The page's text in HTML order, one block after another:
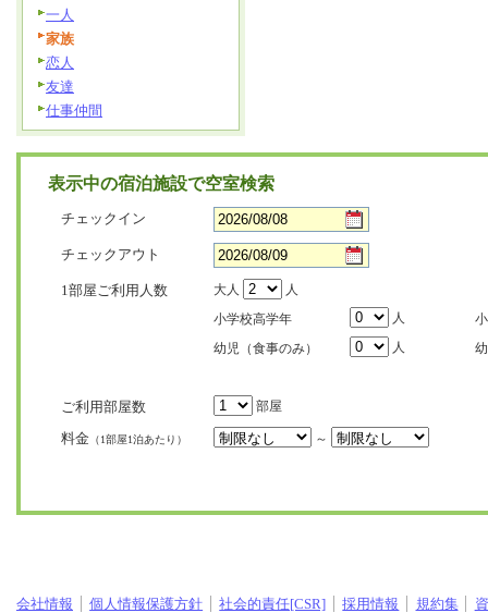
一人
家族
恋人
友達
仕事仲間
表示中の宿泊施設で空室検索
チェックイン
チェックアウト
1部屋ご利用人数 大人
人
小学校高学年
人
幼児（食事のみ）
人
ご利用部屋数 部屋
料金 （1部屋1泊あたり） ～
会社情報 個人情報保護方針 社会的責任[CSR] 採用情報 規約集